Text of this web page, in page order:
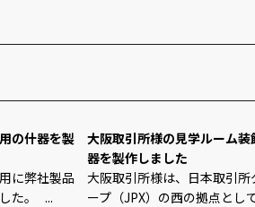
の什器を製
に弊社製品
た。 ...
大阪取引所様の見学ルーム装
器を製作しました
大阪取引所様は、日本取引所
ープ（JPX）の西の拠点とし